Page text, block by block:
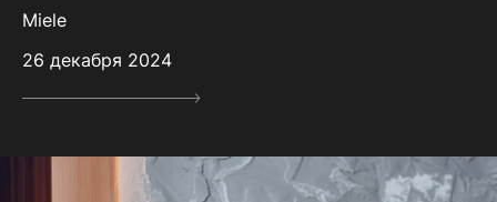
Miele
26 декабря 2024